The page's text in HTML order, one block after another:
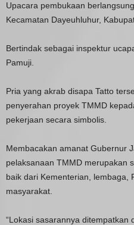
Upacara pembukaan
Kecamatan Dayeuhluhur,
Bertindak sebagai inspektur
Pamuji.
Pria yang akrab disapa Tatto
penyerahan proyek TMMD
pekerjaan secara simbolis.
Membacakan amanat Gubernur
pelaksanaan TMMD merupakan
baik dari Kementerian, lembaga,
masyarakat.
“Lokasi sasarannya ditempatkan